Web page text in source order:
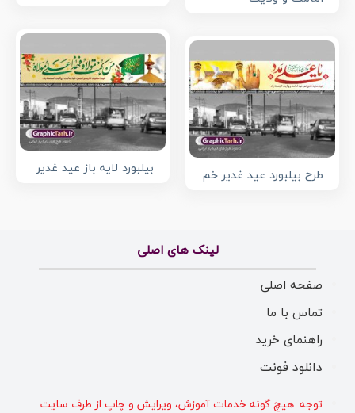
بیلبورد لایه باز عید غدیر طرح بیلبورد عید غدیر خم
لینک های اصلی
صفحه اصلی
تماس با ما
راهنمای خرید
دانلود فونت
توجه: هیچ گونه خدمات آموزش، ویرایش و چاپ از طرف سایت